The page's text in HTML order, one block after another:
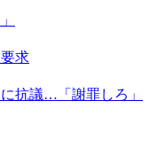
求
抗議…「謝罪しろ」